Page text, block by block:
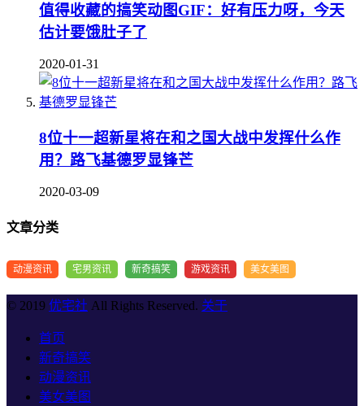
值得收藏的搞笑动图GIF：好有压力呀，今天
估计要饿肚子了
2020-01-31
8位十一超新星将在和之国大战中发挥什么作
用？路飞基德罗显锋芒
2020-03-09
文章分类
动漫资讯 宅男资讯 新奇搞笑 游戏资讯 美女美图
© 2019 优宅社 All Rights Reserved. 关于
首页
新奇搞笑
动漫资讯
美女美图